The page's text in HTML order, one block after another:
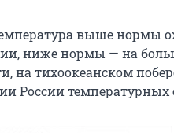
выше нормы
ниже нормы — на
на тихоокеанском
России температурных